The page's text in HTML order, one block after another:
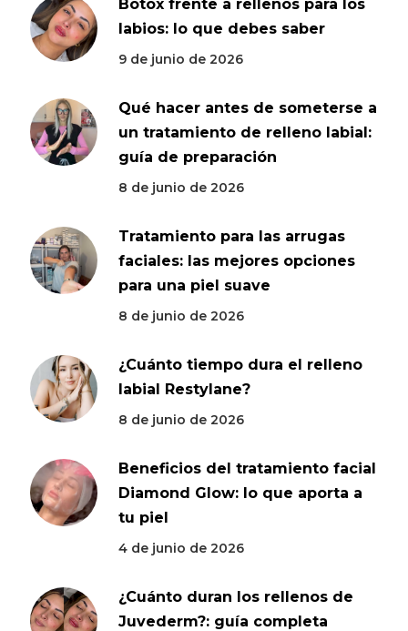
Botox frente a rellenos para los
labios: lo que debes saber
9 de junio de 2026
Qué hacer antes de someterse a
un tratamiento de relleno labial:
guía de preparación
8 de junio de 2026
Tratamiento para las arrugas
faciales: las mejores opciones
para una piel suave
8 de junio de 2026
¿Cuánto tiempo dura el relleno
labial Restylane?
8 de junio de 2026
Beneficios del tratamiento facial
Diamond Glow: lo que aporta a
tu piel
4 de junio de 2026
¿Cuánto duran los rellenos de
Juvederm?: guía completa